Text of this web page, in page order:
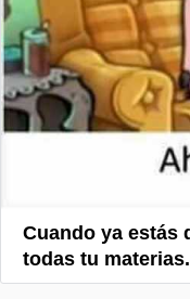
Cuando ya estás
todas tu